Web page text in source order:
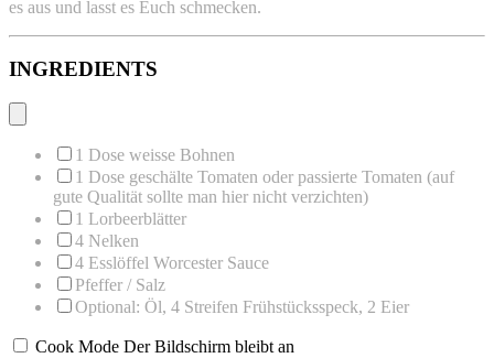
es aus und lasst es Euch schmecken.
INGREDIENTS
1 Dose weisse Bohnen
1 Dose geschälte Tomaten oder passierte Tomaten (auf
gute Qualität sollte man hier nicht verzichten)
1 Lorbeerblätter
4 Nelken
4 Esslöffel Worcester Sauce
Pfeffer / Salz
Optional: Öl, 4 Streifen Frühstücksspeck, 2 Eier
Cook Mode Der Bildschirm bleibt an